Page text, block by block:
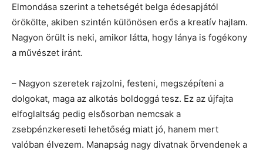
Elmondása szerint a tehetségét belga édesapjától
örökölte, akiben szintén különösen erős a kreatív hajlam.
Nagyon örült is neki, amikor látta, hogy lánya is fogékony
a művészet iránt.
– Nagyon szeretek rajzolni, festeni, megszépíteni a
dolgokat, maga az alkotás boldoggá tesz. Ez az újfajta
elfoglaltság pedig elsősorban nemcsak a
zsebpénzkereseti lehetőség miatt jó, hanem mert
valóban élvezem. Manapság nagy divatnak örvendenek a